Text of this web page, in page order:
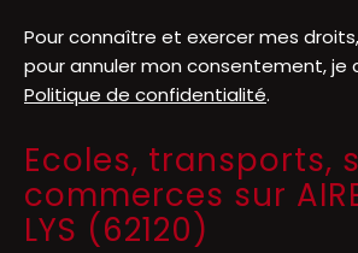
Pour connaître et exercer mes
pour annuler mon consentement, je
Politique de confidentialité.
Ecoles, transports,
commerces sur
LYS (62120)